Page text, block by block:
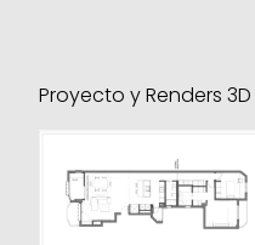
Proyecto y Renders 3D
Plano planta
propuesta